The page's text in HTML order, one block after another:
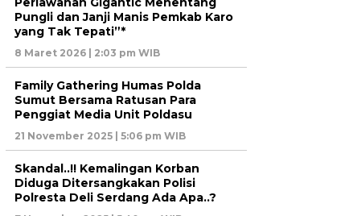
Pungli dan Janji Manis Pemkab Karo
yang Tak Tepati”*
8 Maret 2026 | 2:03 pm WIB
Family Gathering Humas Polda
Sumut Bersama Ratusan Para
Penggiat Media Unit Poldasu
21 November 2025 | 5:06 pm WIB
Skandal..!! Kemalingan Korban
Diduga Ditersangkakan Polisi
Polresta Deli Serdang Ada Apa..?